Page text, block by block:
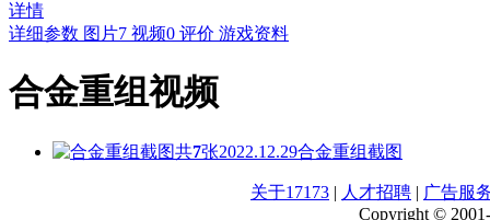
详情
详细参数 图片7 视频0 评价 游戏资料
合金重组视频
共7张2022.12.29合金重组截图
关于17173 | 人才招聘 | 广告服
Copyright ©